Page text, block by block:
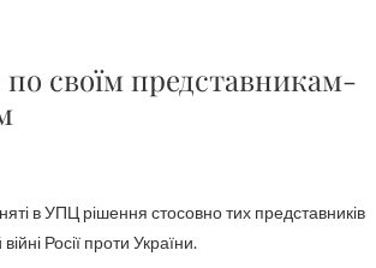
своїм представникам-
Росії проти України.